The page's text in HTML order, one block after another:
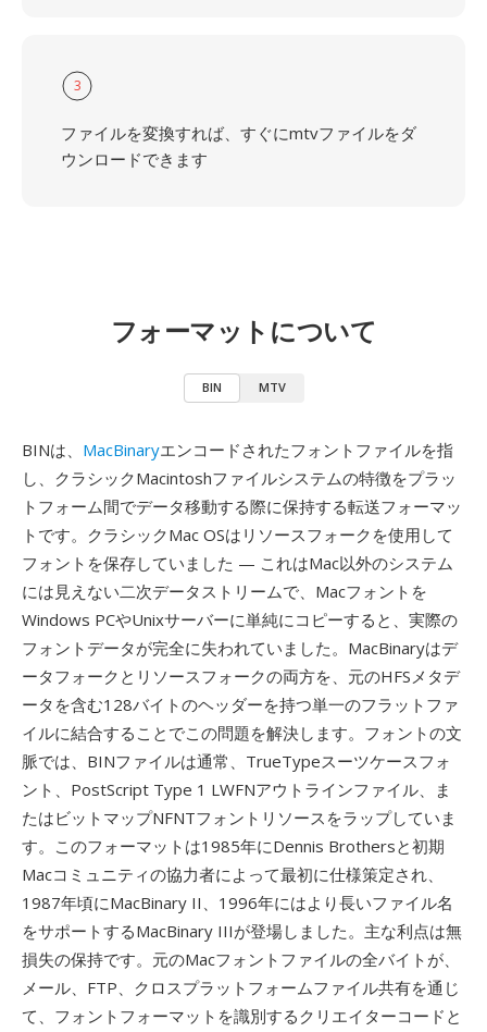
3
ファイルを変換すれば、すぐにmtvファイルをダ
ウンロードできます
フォーマットについて
BIN MTV
BINは、 MacBinaryエンコードされたフォントファイルを指
し、クラシックMacintoshファイルシステムの特徴をプラッ
トフォーム間でデータ移動する際に保持する転送フォーマッ
トです。クラシックMac OSはリソースフォークを使用して
フォントを保存していました — これはMac以外のシステム
には見えない二次データストリームで、Macフォントを
Windows PCやUnixサーバーに単純にコピーすると、実際の
フォントデータが完全に失われていました。MacBinaryはデ
ータフォークとリソースフォークの両方を、元のHFSメタデ
ータを含む128バイトのヘッダーを持つ単一のフラットファ
イルに結合することでこの問題を解決します。フォントの文
脈では、BINファイルは通常、TrueTypeスーツケースフォ
ント、PostScript Type 1 LWFNアウトラインファイル、ま
たはビットマップNFNTフォントリソースをラップしていま
す。このフォーマットは1985年にDennis Brothersと初期
Macコミュニティの協力者によって最初に仕様策定され、
1987年頃にMacBinary II、1996年にはより長いファイル名
をサポートするMacBinary IIIが登場しました。主な利点は無
損失の保持です。元のMacフォントファイルの全バイトが、
メール、FTP、クロスプラットフォームファイル共有を通じ
て、フォントフォーマットを識別するクリエイターコードと